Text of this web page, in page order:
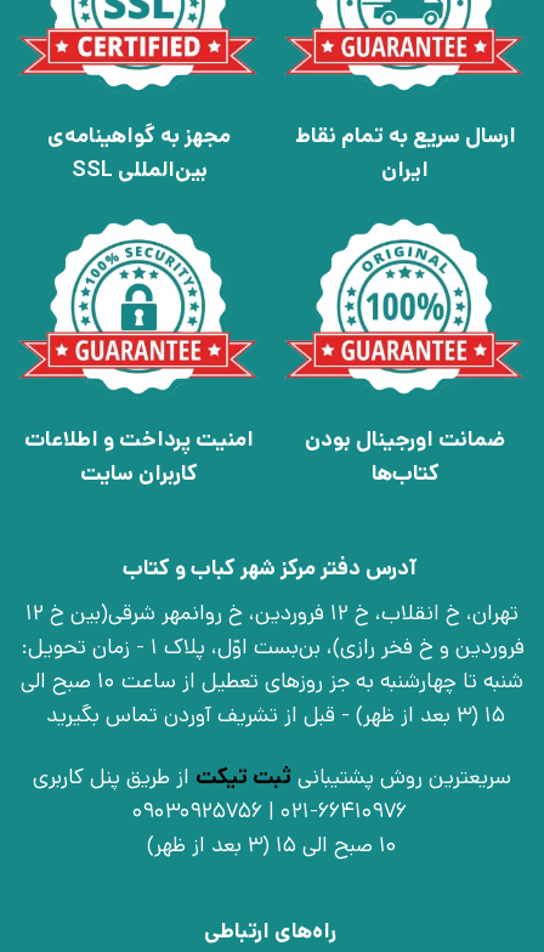
ارسال سریع به تمام نقاط
ایران
مجهز به گواهینامه‌ی
بین‌المللی SSL
ضمانت اورجینال بودن
کتاب‌ها
امنیت پرداخت و اطلاعات
کاربران سایت
آدرس دفتر مرکز شهر کباب و کتاب
تهران، خ انقلاب، خ 12 فروردین، خ روانمهر شرقی(بین خ 12
فروردین و خ فخر رازی)، بن‌بست اوّل، پلاک 1 - زمان تحویل:
شنبه تا چهارشنبه به جز روزهای تعطیل از ساعت 10 صبح الی
15 (3 بعد از ظهر) - قبل از تشریف آوردن تماس بگیرید
سریعترین روش پشتیبانی ثبت تیکت از طریق پنل کاربری
021-66410976 | 09030925756
10 صبح الی 15 (3 بعد از ظهر)
راه‌های ارتباطی